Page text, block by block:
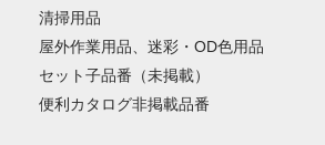
清掃用品
屋外作業用品、迷彩・OD色用品
セット子品番（未掲載）
便利カタログ非掲載品番